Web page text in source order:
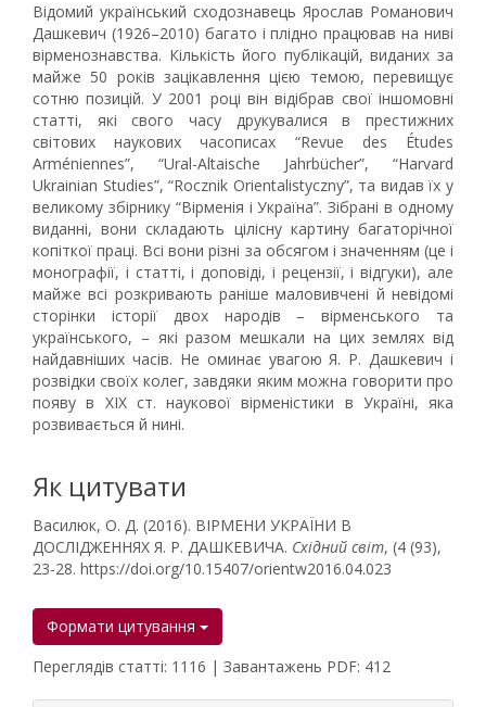
Відомий український сходознавець Ярослав Романович
Дашкевич (1926–2010) багато і плідно працював на ниві
вірменознавства. Кількість його публікацій, виданих за
майже 50 років зацікавлення цією темою, перевищує
сотню позицій. У 2001 році він відібрав свої іншомовні
статті, які свого часу друкувалися в престижних
світових наукових часописах “Revue des Études
Arméniennes”, “Ural-Altaische Jahrbücher”, “Harvard
Ukrainian Studies”, “Rocznik Orientalistyczny”, та видав їх у
великому збірнику “Вірменія і Україна”. Зібрані в одному
виданні, вони складають цілісну картину багаторічної
копіткої праці. Всі вони різні за обсягом і значенням (це і
монографії, і статті, і доповіді, і рецензії, і відгуки), але
майже всі розкривають раніше маловивчені й невідомі
сторінки історії двох народів – вірменського та
українського, – які разом мешкали на цих землях від
найдавніших часів. Не оминає увагою Я. Р. Дашкевич і
розвідки своїх колег, завдяки яким можна говорити про
появу в ХІХ ст. наукової вірменістики в Україні, яка
розвивається й нині.
Як цитувати
Василюк, О. Д. (2016). ВІРМЕНИ УКРАЇНИ В
ДОСЛІДЖЕННЯХ Я. Р. ДАШКЕВИЧА. Східний світ, (4 (93),
23-28. https://doi.org/10.15407/orientw2016.04.023
Формати цитування
Переглядів статті: 1116 | Завантажень PDF: 412